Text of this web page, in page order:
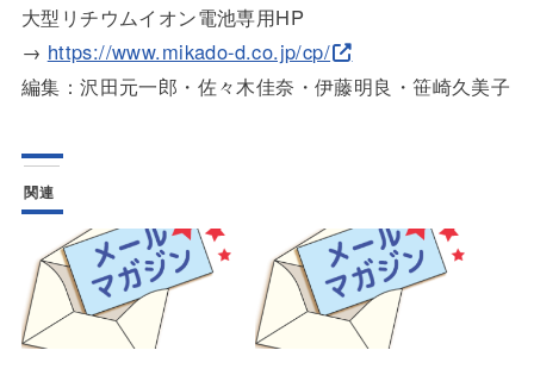
大型リチウムイオン電池専用HP
→ https://www.mikado-d.co.jp/cp/
編集：沢田元一郎・佐々木佳奈・伊藤明良・笹崎久美子
関連